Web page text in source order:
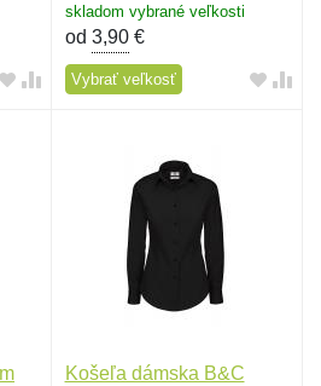
skladom vybrané veľkosti
od 3,90€
Vybrať veľkosť
Košeľa dámska B&C